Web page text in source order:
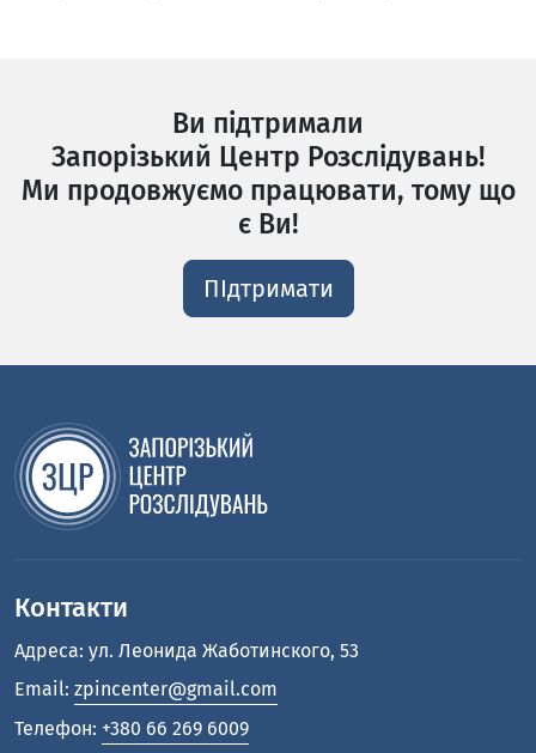
Ви підтримали
Запорізький Центр Розслідувань!
Ми продовжуємо працювати, тому що
є Ви!
ПІдтримати
Контакти
Адреса: ул. Леонида Жаботинского, 53
Email: zpincenter@gmail.com
Телефон: +380 66 269 6009